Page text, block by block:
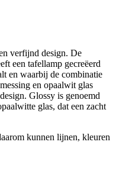
verfijnd design. De
een tafellamp gecreëerd
en waarbij de combinatie
en opaalwit glas
Glossy is genoemd
glas, dat een zacht
kunnen lijnen, kleuren